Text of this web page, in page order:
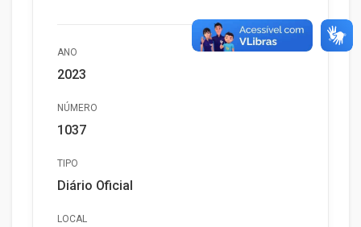
ANO
2023
NÚMERO
1037
TIPO
Diário Oficial
LOCAL